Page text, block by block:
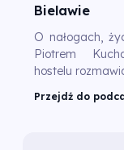
Bielawie
O nałogach,
Piotrem
hostelu
Przejdź do